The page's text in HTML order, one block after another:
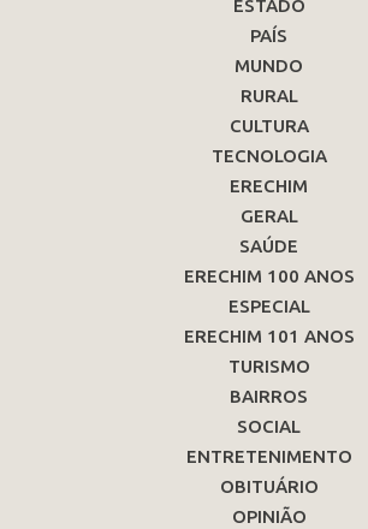
ESTADO
PAÍS
MUNDO
RURAL
CULTURA
TECNOLOGIA
ERECHIM
GERAL
SAÚDE
ERECHIM 100 ANOS
ESPECIAL
ERECHIM 101 ANOS
TURISMO
BAIRROS
SOCIAL
ENTRETENIMENTO
OBITUÁRIO
OPINIÃO